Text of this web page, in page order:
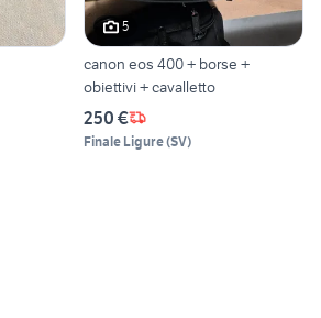
5
canon eos 400 + borse +
obiettivi + cavalletto
250 €
Finale Ligure(SV)